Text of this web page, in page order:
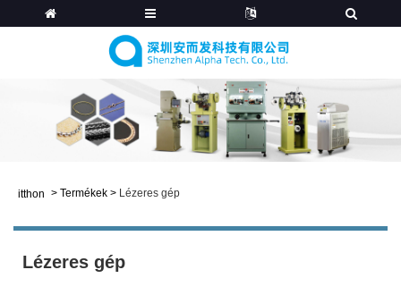
itthon > Termékek > Lézeres gép
Lézeres gép